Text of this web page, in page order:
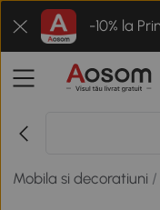
-10% la
Mobila si decoratiuni